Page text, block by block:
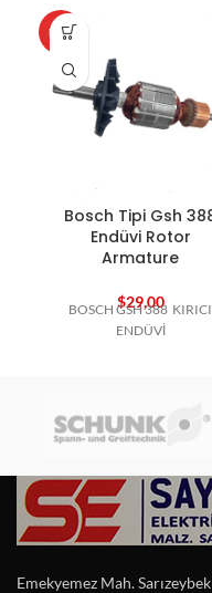
HOT
Bosch Tipi Gsh
Endüvi Rotor
Armature
$29,00
BOSCH GSH 388 KIRICI
ENDÜVİ
Emekyemez Mah.